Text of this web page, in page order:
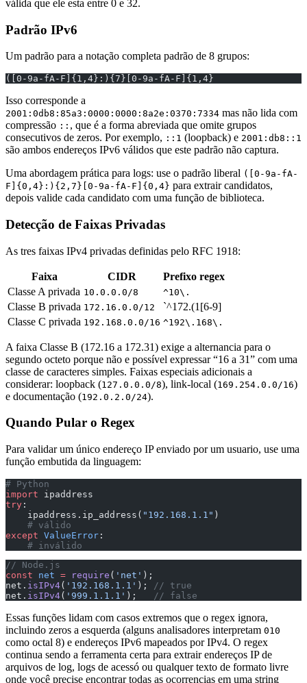
válida que ele esta entre 0 e 32.
Padrão IPv6
Um padrão para a notação completa padrão de 8 grupos:
([0-9a-fA-F]{1,4}:){7}[0-9a-fA-F]{1,4}
Isso corresponde a
2001:0db8:85a3:0000:0000:8a2e:0370:7334 mas não lida com
compressão :: , que é a forma abreviada que omite grupos
consecutivos de zeros. Por exemplo, ::1 (loopback) e 2001:db8::1
são ambos endereços IPv6 válidos que este padrão não captura.
Uma abordagem prática para logs: use o padrão liberal ([0-9a-fA-
F]{0,4}:){2,7}[0-9a-fA-F]{0,4} para extrair candidatos,
depois valide cada candidato com uma função de biblioteca.
Detecção de Faixas Privadas
As tres faixas IPv4 privadas definidas pelo RFC 1918:
Faixa CIDR
Prefixo regex
Classe A privada 10.0.0.0/8 ^10\.
Classe B privada 172.16.0.0/12
`^172.(1[6-9]
Classe C privada 192.168.0.0/16 ^192\.168\.
A faixa Classe B (172.16 a 172.31) exige a alternancia para o
segundo octeto porque não e possível expressar “16 a 31” com uma
classe de caracteres simples. Faixas especiais adicionais a
considerar: loopback (127.0.0.0/8), link-local (169.254.0.0/16)
e documentação (192.0.2.0/24).
Quando Pular o Regex
Para validar um único endereço IP enviado por um usuario, use uma
função embutida da linguagem:
# Python
import ipaddress
try :
    ipaddress.ip_address(
"192.168.1.1" )
    # válido
except ValueError :
    # inválido
// Node.js
const net = require ( 'net' );
net. isIPv4( '192.168.1.1' );
// true
net. isIPv4( '999.1.1.1' ); // false
Essas funções lidam com casos extremos que o regex ignora,
incluindo zeros a esquerda (alguns analisadores interpretam 010
como octal 8) e endereços IPv6 mapeados por IPv4. O regex
continua sendo a ferramenta certa para extrair endereços IP de
arquivos de log, logs de acessó ou qualquer texto de formato livre
onde você precise encontrar todas as ocorrencias em uma string